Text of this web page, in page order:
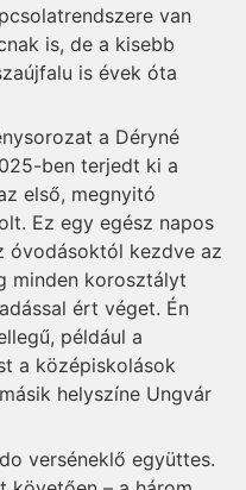
van
is, de a kisebb
is évek óta
a Déryné
ben terjedt ki a
első, megnyitó
Ez egy egész napos
óvodásoktól kezdve az
minden korosztályt
ért véget. Én
például a
a középiskolások
helyszíne Ungvár
verséneklő együttes.